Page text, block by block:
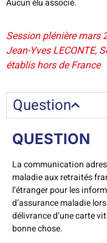
Aucun élu associé.
Session plénière mars
Jean-Yves LECONTE,
établis hors de France
Question
QUESTION
La communication
maladie aux retraités
l’étranger pour les
d’assurance maladie
délivrance d’une carte
bonne chose.